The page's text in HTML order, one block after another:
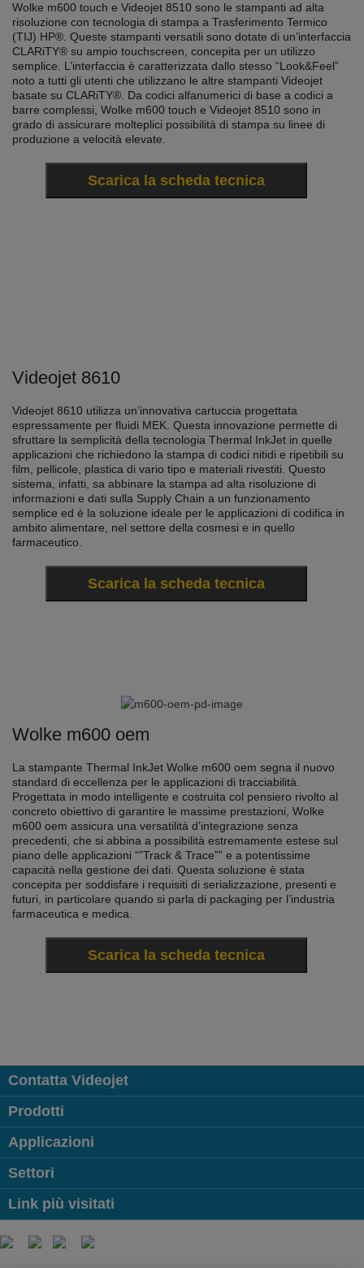
Wolke m600 touch e Videojet 8510 sono le stampanti ad alta
risoluzione con tecnologia di stampa a Trasferimento Termico
(TIJ) HP®. Queste stampanti versatili sono dotate di un’interfaccia
CLARiTY® su ampio touchscreen, concepita per un utilizzo
semplice. L’interfaccia è caratterizzata dallo stesso “Look&Feel”
noto a tutti gli utenti che utilizzano le altre stampanti Videojet
basate su CLARiTY®. Da codici alfanumerici di base a codici a
barre complessi, Wolke m600 touch e Videojet 8510 sono in
grado di assicurare molteplici possibilità di stampa su linee di
produzione a velocità elevate.
Scarica la scheda tecnica
Videojet 8610
Videojet 8610 utilizza un’innovativa cartuccia progettata
espressamente per fluidi MEK. Questa innovazione permette di
sfruttare la semplicità della tecnologia Thermal InkJet in quelle
applicazioni che richiedono la stampa di codici nitidi e ripetibili su
film, pellicole, plastica di vario tipo e materiali rivestiti. Questo
sistema, infatti, sa abbinare la stampa ad alta risoluzione di
informazioni e dati sulla Supply Chain a un funzionamento
semplice ed è la soluzione ideale per le applicazioni di codifica in
ambito alimentare, nel settore della cosmesi e in quello
farmaceutico.
Scarica la scheda tecnica
Wolke m600 oem
La stampante Thermal InkJet Wolke m600 oem segna il nuovo
standard di eccellenza per le applicazioni di tracciabilità.
Progettata in modo intelligente e costruita col pensiero rivolto al
concreto obiettivo di garantire le massime prestazioni, Wolke
m600 oem assicura una versatilità d’integrazione senza
precedenti, che si abbina a possibilità estremamente estese sul
piano delle applicazioni “”Track & Trace”” e a potentissime
capacità nella gestione dei dati. Questa soluzione è stata
concepita per soddisfare i requisiti di serializzazione, presenti e
futuri, in particolare quando si parla di packaging per l’industria
farmaceutica e medica.
Scarica la scheda tecnica
Contatta Videojet
Prodotti
Applicazioni
Settori
Link più visitati